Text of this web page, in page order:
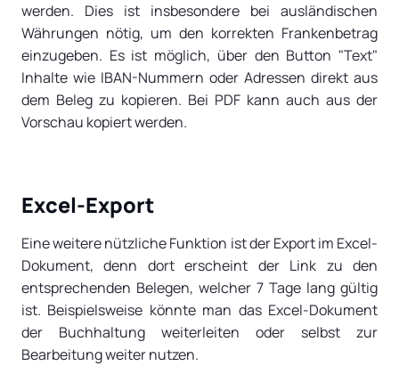
werden. Dies ist insbesondere bei ausländischen
Währungen nötig, um den korrekten Frankenbetrag
einzugeben. Es ist möglich, über den Button "Text"
Inhalte wie IBAN-Nummern oder Adressen direkt aus
dem Beleg zu kopieren. Bei PDF kann auch aus der
Vorschau kopiert werden.
Excel-Export
Eine weitere nützliche Funktion ist der Export im Excel-
Dokument, denn dort erscheint der Link zu den
entsprechenden Belegen, welcher 7 Tage lang gültig
ist. Beispielsweise könnte man das Excel-Dokument
der Buchhaltung weiterleiten oder selbst zur
Bearbeitung weiter nutzen.